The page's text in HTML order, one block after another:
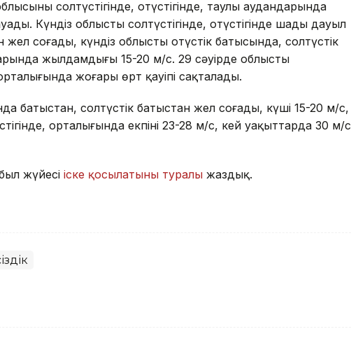
солтүстігінде, оңтүстігінде, таулы аудандарында
Күндіз облыстың солтүстігінде, оңтүстігінде шаңды дауыл
соғады, күндіз облыстың оңтүстік батысында, солтүстік
жылдамдығы 15-20 м/с. 29 сәуірде облыстың
жоғары өрт қауіпі сақталады.
батыстан, солтүстік батыстан жел соғады, күші 15-20 м/с,
орталығында екпіні 23-28 м/с, кей уақыттарда 30 м/с
жүйесі іске қосылатыны туралы жаздық.